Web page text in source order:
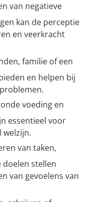
van negatieve
kan de perceptie
en veerkracht
familie of een
en helpen bij
voeding en
essentieel voor
welzijn.
van taken,
stellen
van gevoelens van